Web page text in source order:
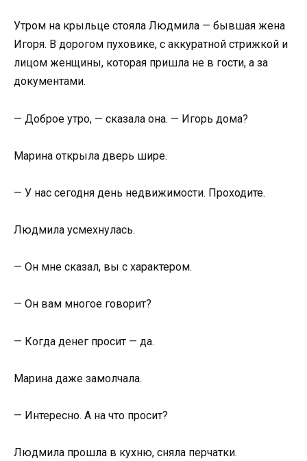
Утром на крыльце стояла Людмила — бывшая жена
Игоря. В дорогом пуховике, с аккуратной стрижкой и
лицом женщины, которая пришла не в гости, а за
документами.
— Доброе утро, — сказала она. — Игорь дома?
Марина открыла дверь шире.
— У нас сегодня день недвижимости. Проходите.
Людмила усмехнулась.
— Он мне сказал, вы с характером.
— Он вам многое говорит?
— Когда денег просит — да.
Марина даже замолчала.
— Интересно. А на что просит?
Людмила прошла в кухню, сняла перчатки.